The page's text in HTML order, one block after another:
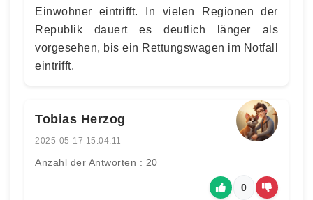
Einwohner eintrifft. In vielen Regionen der
Republik dauert es deutlich länger als
vorgesehen, bis ein Rettungswagen im Notfall
eintrifft.
Tobias Herzog
2025-05-17 15:04:11
Anzahl der Antworten : 20
0